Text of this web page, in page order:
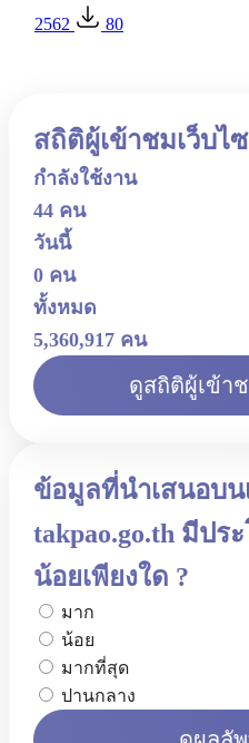
2562
80
สถิติผู้เข้าชมเว็บไ
กำลังใช้งาน
44 คน
วันนี้
0 คน
ทั้งหมด
5,360,917 คน
ดูสถิติผู้เข้า
ข้อมูลที่นำเสนอบน
takpao.go.th มีป
น้อยเพียงใด ?
มาก
น้อย
มากที่สุด
ปานกลาง